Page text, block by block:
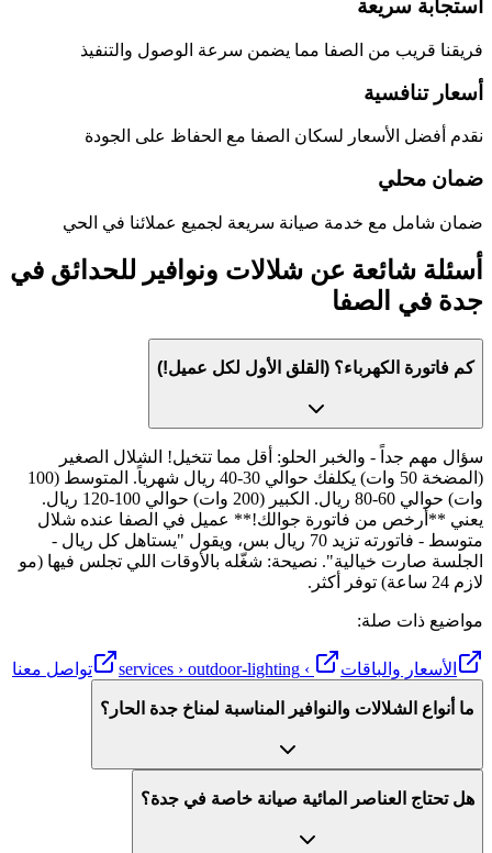
استجابة سريعة
فريقنا قريب من الصفا مما يضمن سرعة الوصول والتنفيذ
أسعار تنافسية
نقدم أفضل الأسعار لسكان الصفا مع الحفاظ على الجودة
ضمان محلي
ضمان شامل مع خدمة صيانة سريعة لجميع عملائنا في الحي
أسئلة شائعة عن شلالات ونوافير للحدائق في
جدة في الصفا
كم فاتورة الكهرباء؟ (القلق الأول لكل عميل!)
سؤال مهم جداً - والخبر الحلو: أقل مما تتخيل! الشلال الصغير
(المضخة 50 وات) يكلفك حوالي 30-40 ريال شهرياً. المتوسط (100
وات) حوالي 60-80 ريال. الكبير (200 وات) حوالي 100-120 ريال.
يعني **أرخص من فاتورة جوالك!** عميل في الصفا عنده شلال
متوسط - فاتورته تزيد 70 ريال بس، ويقول "يستاهل كل ريال -
الجلسة صارت خيالية". نصيحة: شغّله بالأوقات اللي تجلس فيها (مو
لازم 24 ساعة) توفر أكثر.
مواضيع ذات صلة:
الأسعار والباقات › services › outdoor-lighting تواصل معنا
ما أنواع الشلالات والنوافير المناسبة لمناخ جدة الحار؟
هل تحتاج العناصر المائية صيانة خاصة في جدة؟